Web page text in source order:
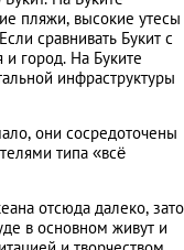
пляжи, высокие утесы
сравнивать Букит с
и город. На Буките
инфраструктуры
они сосредоточены
типа «всё
отсюда далеко, зато
в основном живут и